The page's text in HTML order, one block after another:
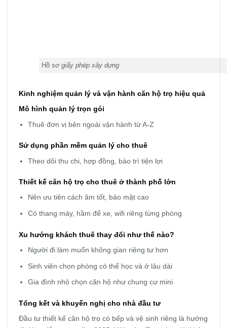
Hồ sơ giấy phép xây dựng
Kinh nghiệm quản lý và vận hành căn hộ trọ hiệu quả
Mô hình quản lý trọn gói
Thuê đơn vị bên ngoài vận hành từ A-Z
Sử dụng phần mềm quản lý cho thuê
Theo dõi thu chi, hợp đồng, bảo trì tiện lợi
Thiết kế căn hộ trọ cho thuê ở thành phố lớn
Nên ưu tiên cách âm tốt, bảo mật cao
Có thang máy, hầm để xe, wifi riêng từng phòng
Xu hướng khách thuê thay đổi như thế nào?
Người đi làm muốn không gian riêng tư hơn
Sinh viên chọn phòng có thể học và ở lâu dài
Gia đình nhỏ chọn căn hộ như chung cư mini
Tổng kết và khuyến nghị cho nhà đầu tư
Đầu tư thiết kế căn hộ trọ có bếp và vệ sinh riêng là hướng